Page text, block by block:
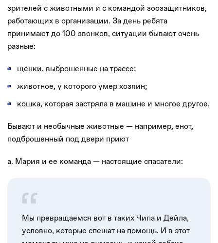
зрителей с животными и с командой зоозащитников,
работающих в организации. За день ребята
принимают до 100 звонков, ситуации бывают очень
разные:
щенки, выброшенные на трассе;
животное, у которого умер хозяин;
кошка, которая застряла в машине и многое другое.
Бывают и необычные животные — например, енот,
подброшенный под двери приют
а. Мария и ее команда — настоящие спасатели:
Мы превращаемся вот в таких Чипа и Дейла,
условно, которые спешат на помощь. И в этот